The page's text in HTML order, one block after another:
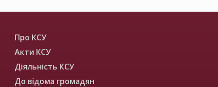
Про КСУ
Акти КСУ
Діяльність КСУ
До відома громадян